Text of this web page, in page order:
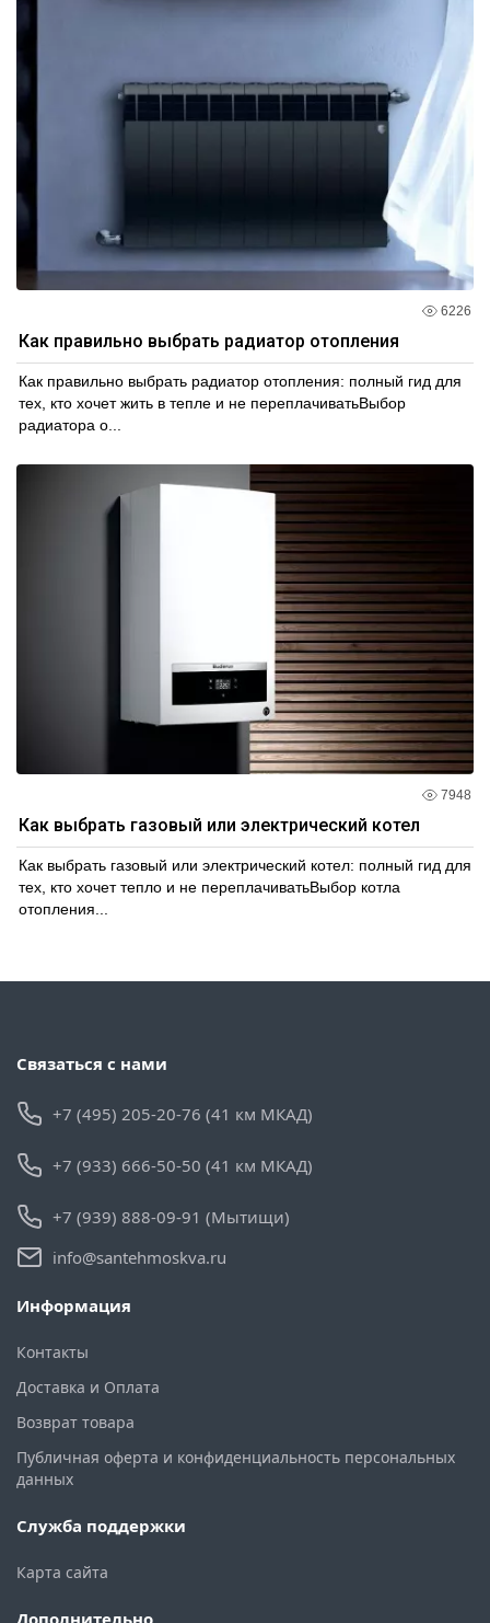
6226
Как правильно выбрать радиатор отопления
Как правильно выбрать радиатор отопления: полный гид для
тех, кто хочет жить в тепле и не переплачиватьВыбор
радиатора о...
7948
Как выбрать газовый или электрический котел
Как выбрать газовый или электрический котел: полный гид для
тех, кто хочет тепло и не переплачиватьВыбор котла
отопления...
Связаться с нами
+7 (495) 205-20-76 (41 км МКАД)
+7 (933) 666-50-50 (41 км МКАД)
+7 (939) 888-09-91 (Мытищи)
info@santehmoskva.ru
Информация
Контакты
Доставка и Оплата
Возврат товара
Публичная оферта и конфиденциальность персональных
данных
Служба поддержки
Карта сайта